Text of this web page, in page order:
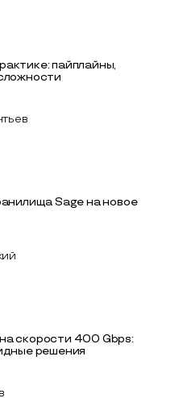
пайплайны,
Sage на новое
скорости 400 Gbps:
решения